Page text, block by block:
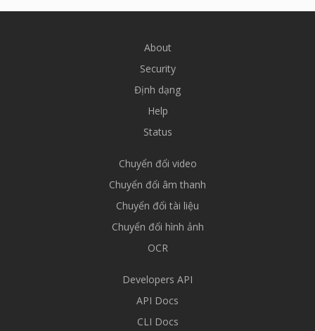
About
Security
Định dạng
Help
Status
Chuyển đổi video
Chuyển đổi âm thanh
Chuyển đổi tài liệu
Chuyển đổi hình ảnh
OCR
Developers API
API Docs
CLI Docs